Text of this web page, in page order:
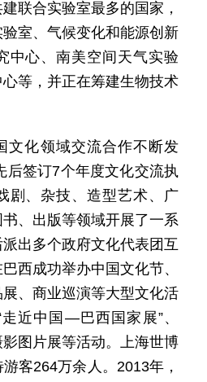
联合实验室最多的国家，
室、气候变化和能源创新
中心、南美空间天气实验
等，并正在筹建生物技术
文化领域交流合作不断发
后签订7个年度文化交流执
剧、杂技、造型艺术、广
、出版等领域开展了一系
出多个政府文化代表团互
西成功举办中国文化节、
、商业巡演等大型文化活
近中国—巴西国家展”、
影图片展等活动。上海世博
客264万余人。2013年，